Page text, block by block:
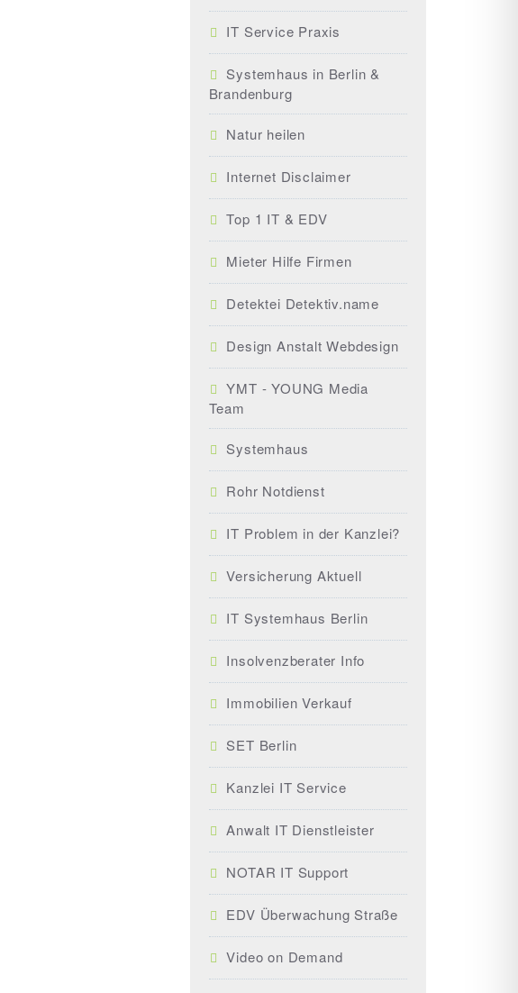
IT Service Praxis
Systemhaus in Berlin &
Brandenburg
Natur heilen
Internet Disclaimer
Top 1 IT & EDV
Mieter Hilfe Firmen
Detektei Detektiv.name
Design Anstalt Webdesign
YMT - YOUNG Media
Team
Systemhaus
Rohr Notdienst
IT Problem in der Kanzlei?
Versicherung Aktuell
IT Systemhaus Berlin
Insolvenzberater Info
Immobilien Verkauf
SET Berlin
Kanzlei IT Service
Anwalt IT Dienstleister
NOTAR IT Support
EDV Überwachung Straße
Video on Demand